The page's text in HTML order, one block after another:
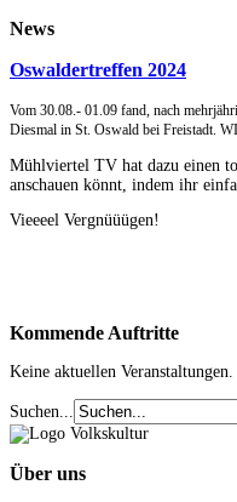
News
Oswaldertreffen 2024
Vom 30.08.- 01.09 fand, nach
Diesmal in St. Oswald bei Freistadt.
Mühlviertel TV hat dazu einen
anschauen könnt, indem ihr
Vieeeel Vergnüüügen!
Kommende Auftritte
Keine aktuellen Veranstaltungen.
Suchen...
Über uns